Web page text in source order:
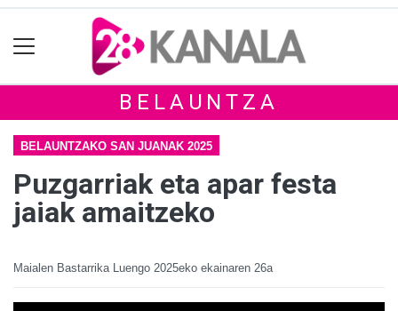
BELAUNTZA
BELAUNTZAKO SAN JUANAK 2025
Puzgarriak eta apar festa
jaiak amaitzeko
Maialen Bastarrika Luengo 2025eko ekainaren 26a